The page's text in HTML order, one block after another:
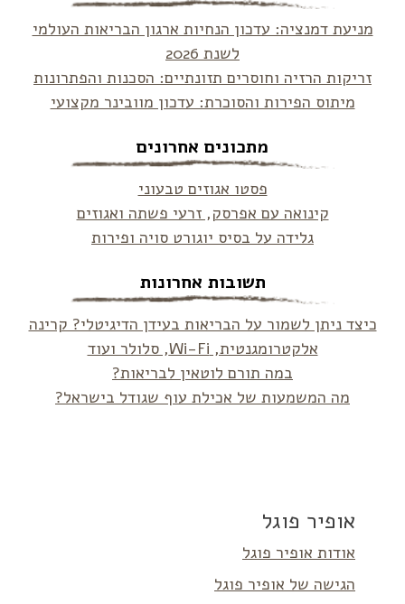
מניעת דמנציה: עדכון הנחיות ארגון הבריאות העולמי
לשנת 2026
זריקות הרזיה וחוסרים תזונתיים: הסכנות והפתרונות
מיתוס הפירות והסוכרת: עדכון מוובינר מקצועי
מתכונים אחרונים
פסטו אגוזים טבעוני
קינואה עם אפרסק, זרעי פשתה ואגוזים
גלידה על בסיס יוגורט סויה ופירות
תשובות אחרונות
כיצד ניתן לשמור על הבריאות בעידן הדיגיטלי? קרינה
אלקטרומגנטית, Wi-Fi, סלולר ועוד
במה תורם לוטאין לבריאות?
מה המשמעות של אכילת עוף שגודל בישראל?
אופיר פוגל
אודות אופיר פוגל
הגישה של אופיר פוגל